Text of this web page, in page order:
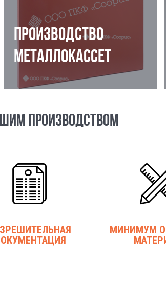
ПРОИЗВОДСТВО
МЕТАЛЛОКАССЕТ
ПРОИЗВОДСТВОМ
МИНИМУМ